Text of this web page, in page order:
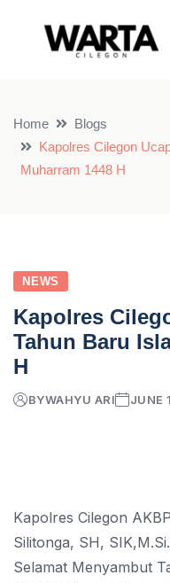
Home
Blogs
Kapolres Cilegon
Muharram 1448 H
NEWS
Kapolres
Tahun Baru
H
BYWAHYU ARI JUNE
Kapolres Cilegon
Silitonga, SH,
Selamat Menyambut